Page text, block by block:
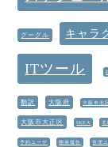
グーグル キャラ
ITツール
翻訳 大阪府 大阪市北区
大阪市大正区 IKEA 北
予約ユーザ 開発報告 管理